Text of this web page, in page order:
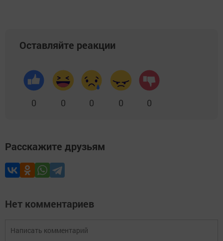
Оставляйте реакции
0 0 0 0 0
Расскажите друзьям
Нет комментариев